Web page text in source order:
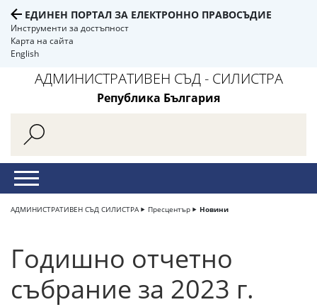
ЕДИНЕН ПОРТАЛ ЗА ЕЛЕКТРОННО ПРАВОСЪДИЕ
Инструменти за достъпност
Карта на сайта
English
АДМИНИСТРАТИВЕН СЪД - СИЛИСТРА
Република България
АДМИНИСТРАТИВЕН СЪД СИЛИСТРА Пресцентър Новини
Годишно отчетно
събрание за 2023 г.